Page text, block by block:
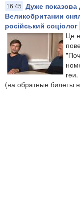
16:45
Дуже
Великобритании
російський соціолог
Це
(на обратные билеты